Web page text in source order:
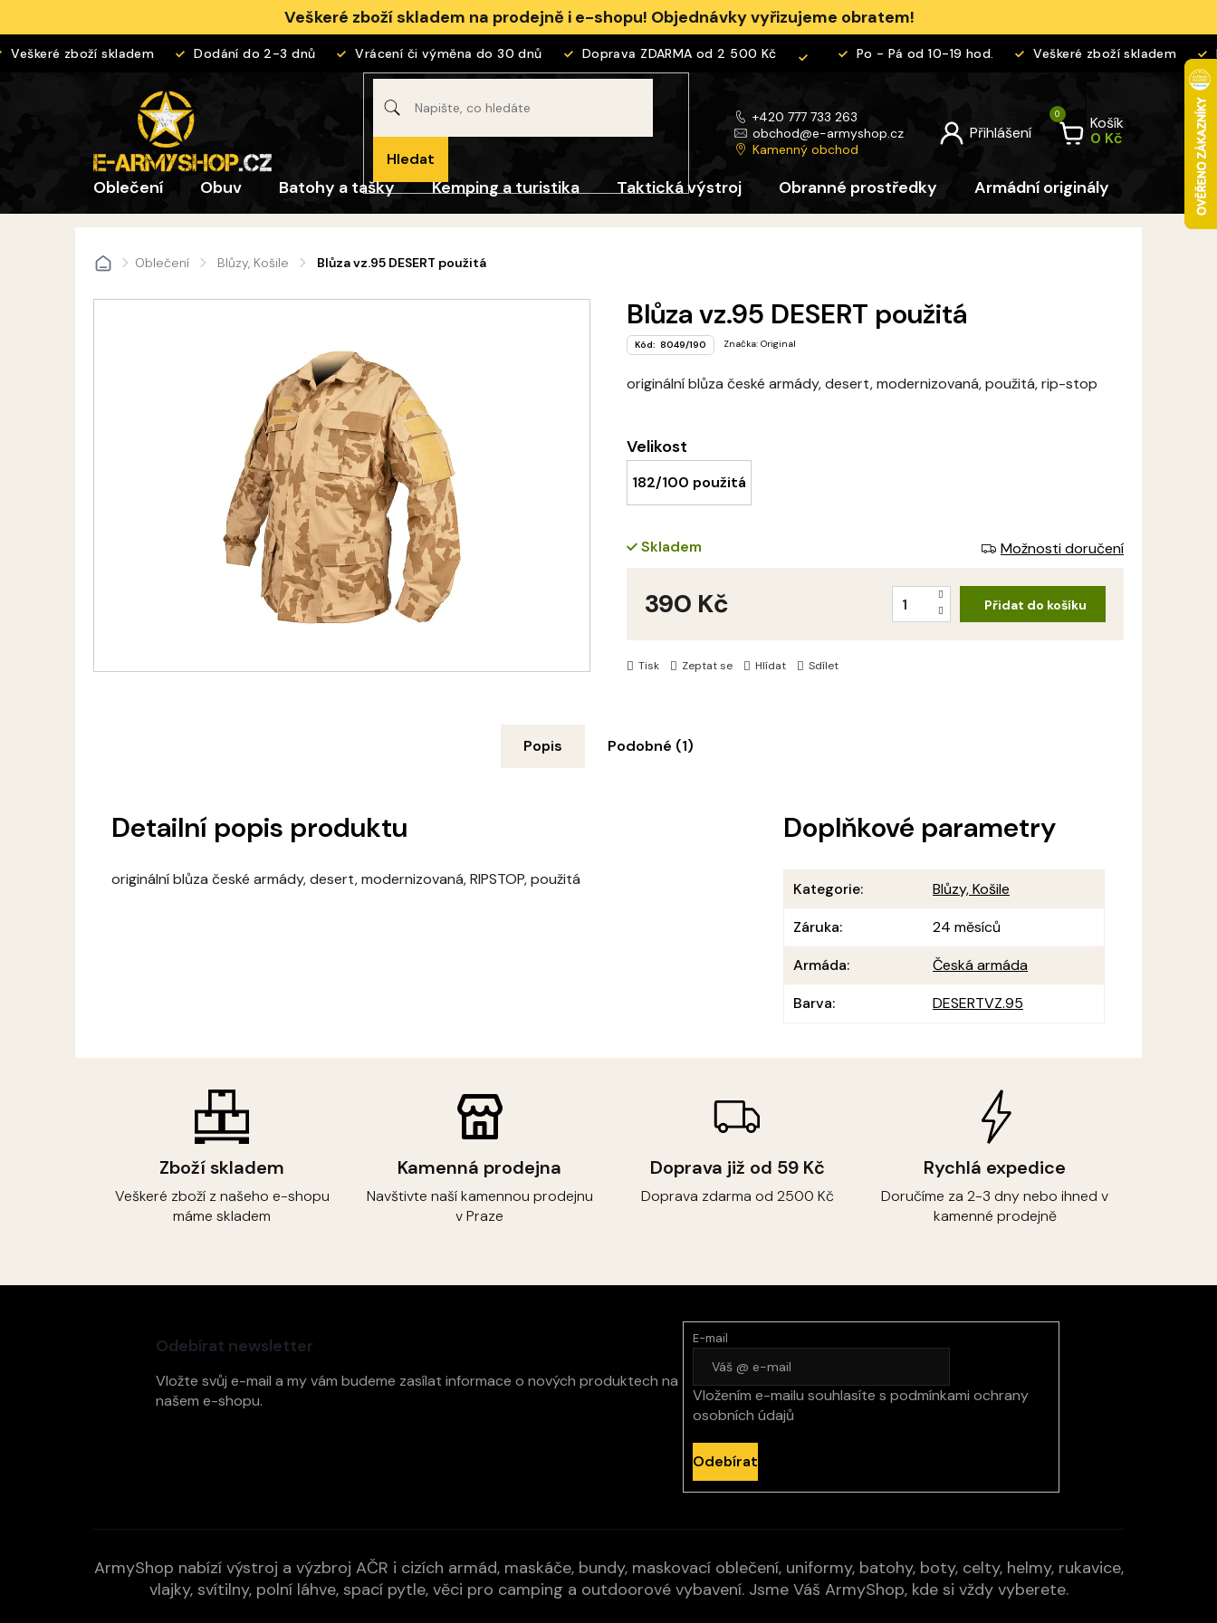
obsah
Veškeré zboží skladem na prodejně i e-shopu! Objednávky vyřizujeme obratem!
zboží skladem Dodání do 2-3 dnů Vrácení či výměna do 30 dnů Doprava ZDARMA od 2 500 Kč Po - Pá od 10-19 hod. Veškeré zboží skladem
Hledat
+420 777 733 263
obchod@e-armyshop.cz
Kamenný obchod
Košík
Oblečení Obuv Batohy a tašky Kemping a turistika Taktická výstroj Obranné prostředky Armádní originály Pro děti
DomůOblečení Blůzy, Košile Blůza vz.95 DESERT použitá
Velikost
182/100 použitá
originální blůza české armády, desert, modernizovaná, použitá, rip-stop
Tisk Zeptat se Hlídat Sdílet
Blůza vz.95 DESERT použitá
Kód: 8049/190 Značka: Original
Skladem Možnosti doručení
390 Kč Přidat do košíku
Zboží skladem
Veškeré zboží z našeho e-shopu
máme skladem
Kamenná prodejna
Navštivte naší kamennou prodejnu
v Praze
Doprava již od 59 Kč
Doprava zdarma od 2500 Kč
Rychlá expedice
Doručíme za 2-3 dny nebo ihned v
kamenné prodejně
Popis Podobné (1)
Detailní popis produktu
originální blůza české armády, desert, modernizovaná, RIPSTOP, použitá
Doplňkové parametry
Kategorie:
Blůzy, Košile
Záruka:
24 měsíců
Armáda:
Česká armáda
Barva: DESERTVZ.95
Odebírat newsletter
Vložte svůj e-mail a my vám budeme zasílat informace o nových produktech na
našem e-shopu.
E-mail
Vložením e-mailu souhlasíte s podmínkami ochrany
osobních údajů
Odebírat
ArmyShop nabízí výstroj a výzbroj AČR i cizích armád, maskáče, bundy, maskovací oblečení, uniformy, batohy, boty, celty, helmy, rukavice,
vlajky, svítilny, polní láhve, spací pytle, věci pro camping a outdoorové vybavení. Jsme Váš ArmyShop, kde si vždy vyberete.